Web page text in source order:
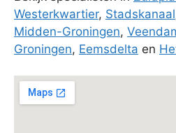
Westerkwartier, Stadskanaal
Midden-Groningen,
Groningen, Eemsdelta en